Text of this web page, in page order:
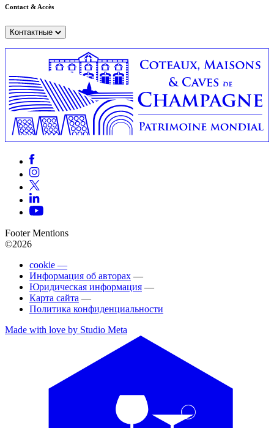
Contact & Accès
Контактные
Footer Mentions
©2026
cookie —
Информация об авторах —
Юридическая информация —
Карта сайта —
Политика конфиденциальности
Made with love by Studio Meta